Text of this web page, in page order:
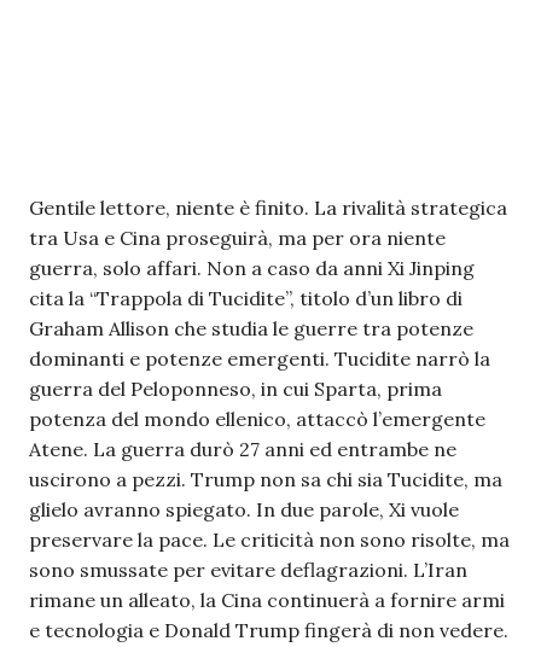
Gentile lettore, niente è finito. La rivalità strategica
tra Usa e Cina proseguirà, ma per ora niente
guerra, solo affari. Non a caso da anni Xi Jinping
cita la “Trappola di Tucidite”, titolo d’un libro di
Graham Allison che studia le guerre tra potenze
dominanti e potenze emergenti. Tucidite narrò la
guerra del Peloponneso, in cui Sparta, prima
potenza del mondo ellenico, attaccò l’emergente
Atene. La guerra durò 27 anni ed entrambe ne
uscirono a pezzi. Trump non sa chi sia Tucidite, ma
glielo avranno spiegato. In due parole, Xi vuole
preservare la pace. Le criticità non sono risolte, ma
sono smussate per evitare deflagrazioni. L’Iran
rimane un alleato, la Cina continuerà a fornire armi
e tecnologia e Donald Trump fingerà di non vedere.